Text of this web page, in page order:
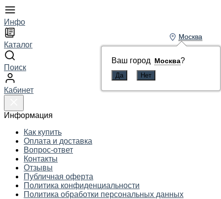
Инфо
Каталог
Поиск
Кабинет
Информация
Как купить
Оплата и доставка
Вопрос-ответ
Контакты
Отзывы
Публичная оферта
Политика конфиденциальности
Политика обработки персональных данных
Москва
Ваш город Москва?
Москва
Ваш город Москва?